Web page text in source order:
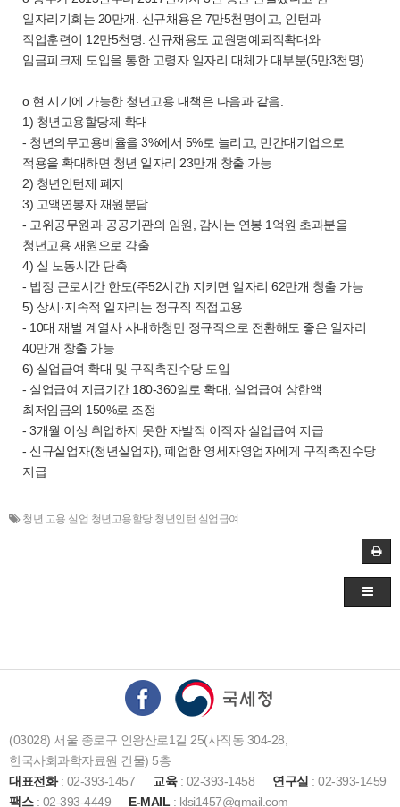
일자리기회는 20만개. 신규채용은 7만5천명이고, 인턴과
직업훈련이 12만5천명. 신규채용도 교원명예퇴직확대와
임금피크제 도입을 통한 고령자 일자리 대체가 대부분(5만3천명).
o 현 시기에 가능한 청년고용 대책은 다음과 같음.
1) 청년고용할당제 확대
- 청년의무고용비율을 3%에서 5%로 늘리고, 민간대기업으로
적용을 확대하면 청년 일자리 23만개 창출 가능
2) 청년인턴제 폐지
3) 고액연봉자 재원분담
- 고위공무원과 공공기관의 임원, 감사는 연봉 1억원 초과분을
청년고용 재원으로 갹출
4) 실 노동시간 단축
- 법정 근로시간 한도(주52시간) 지키면 일자리 62만개 창출 가능
5) 상시·지속적 일자리는 정규직 직접고용
- 10대 재벌 계열사 사내하청만 정규직으로 전환해도 좋은 일자리
40만개 창출 가능
6) 실업급여 확대 및 구직촉진수당 도입
- 실업급여 지급기간 180-360일로 확대, 실업급여 상한액
최저임금의 150%로 조정
- 3개월 이상 취업하지 못한 자발적 이직자 실업급여 지급
- 신규실업자(청년실업자), 폐업한 영세자영업자에게 구직촉진수당
지급
청년 고용 실업 청년고용할당 청년인턴 실업급여
(03028) 서울 종로구 인왕산로1길 25(사직동 304-28,
한국사회과학자료원 건물) 5층
대표전화: 02-393-1457 교육: 02-393-1458 연구실 : 02-393-1459
팩스: 02-393-4449 E-MAIL : klsi1457@gmail.com